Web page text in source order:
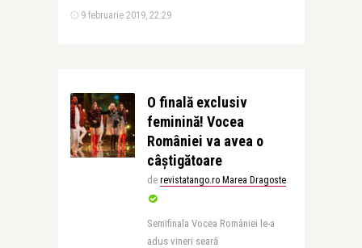
9 februarie 2019, 22:29
O finală exclusiv
feminină! Vocea
României va avea o
câștigătoare
de revistatango.ro Marea Dragoste
Semifinala Vocea României le-a
adus vineri seară